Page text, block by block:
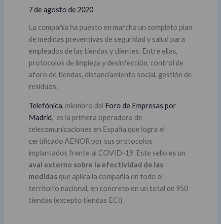
7 de agosto de 2020
La compañía ha puesto en marcha un completo plan
de medidas preventivas de seguridad y salud para
empleados de las tiendas y clientes. Entre ellas,
protocolos de limpieza y desinfección, control de
aforo de tiendas, distanciamiento social, gestión de
residuos.
Telefónica, miembro del Foro de Empresas por
Madrid, es la primera operadora de
telecomunicaciones en España que logra el
certificado AENOR por sus protocolos
implantados frente al COVID-19. Este sello es un
aval externo sobre la efectividad de las
medidas que aplica la compañía en todo el
territorio nacional, en concreto en un total de 950
tiendas (excepto tiendas ECI).